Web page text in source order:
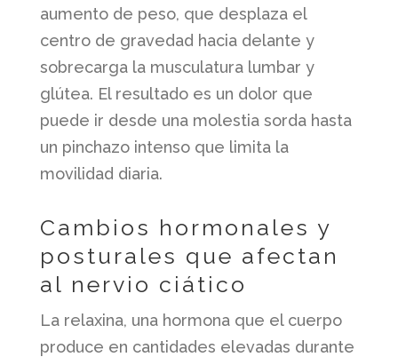
aumento de peso, que desplaza el
centro de gravedad hacia delante y
sobrecarga la musculatura lumbar y
glútea. El resultado es un dolor que
puede ir desde una molestia sorda hasta
un pinchazo intenso que limita la
movilidad diaria.
Cambios hormonales y
posturales que afectan
al nervio ciático
La relaxina, una hormona que el cuerpo
produce en cantidades elevadas durante